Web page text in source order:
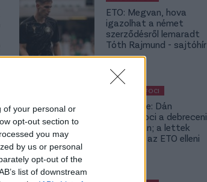
of your personal or
opt-out section to
you may
by us or personal
opt-out of the
list of downstream
ETO: Megvan, hova
igazolhat a német
szerződésről lemaradt
Tóth Rajmund - sajtóhír
KÜLFÖLDI FOCI
Lapszemle: Dán
szambafoci a debreceni
szaunában; a lettek
kevesellik az ETO elleni